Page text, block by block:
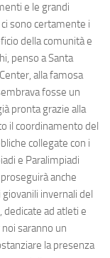
e le grandi
sono certamente i
della comunità e
penso a Santa
alla famosa
fosse un
pronta grazie alla
il coordinamento del
collegate con i
e Paralimpiadi
anche
invernali del
ad atleti e
saranno un
la presenza